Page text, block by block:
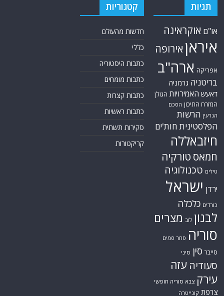
תגיות
או"ם אוקראינה
איראן אירופה
אפריקה ארה"ב
בריטניה גרמניה
דאעש האמירויות הגולן
המזרח התיכון הסכם
הגרעין הרשות
הפלסטינית חות'ים
חיזבאללה
חמאס טורקיה
טילים טכנולוגיה
ירדן ישראל
כורדים כלכלה
לבנון לוב מצרים
סוריה סחר סמים
סייבר סין סיני
סעודיה עזה
עירק צבא סוריה חופשי
צרפת קונייטרה
קטגוריות
חדשות מהעולם
כללי
כתבות היסטוריה
כתבות מומחים
כתבות קצרות
כתבות ראשיות
סקירות תשתית
קריקטורות